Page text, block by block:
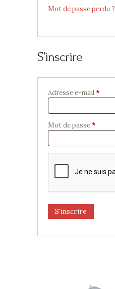
Mot de passe perdu ?
S’inscrire
Adresse e-mail*
Mot de passe*
S’inscrire